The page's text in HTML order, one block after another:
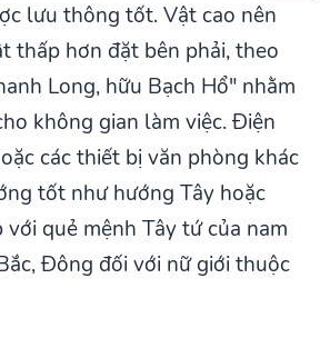
lưu thông tốt. Vật cao nên
thấp hơn đặt bên phải, theo
Long, hữu Bạch Hổ" nhằm
không gian làm việc. Điện
các thiết bị văn phòng khác
tốt như hướng Tây hoặc
với quẻ mệnh Tây tứ của nam
Đông đối với nữ giới thuộc